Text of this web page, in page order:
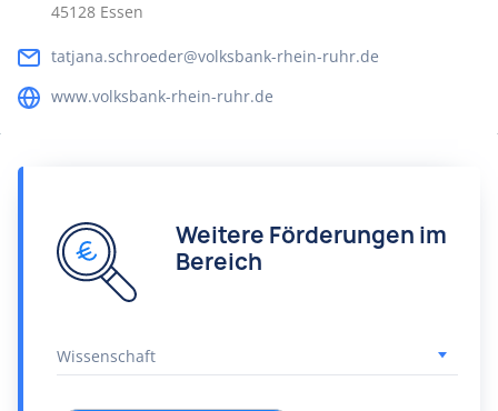
45128 Essen
tatjana.schroeder@volksbank-rhein-ruhr.de
www.volksbank-rhein-ruhr.de
Weitere Förderungen im
Bereich